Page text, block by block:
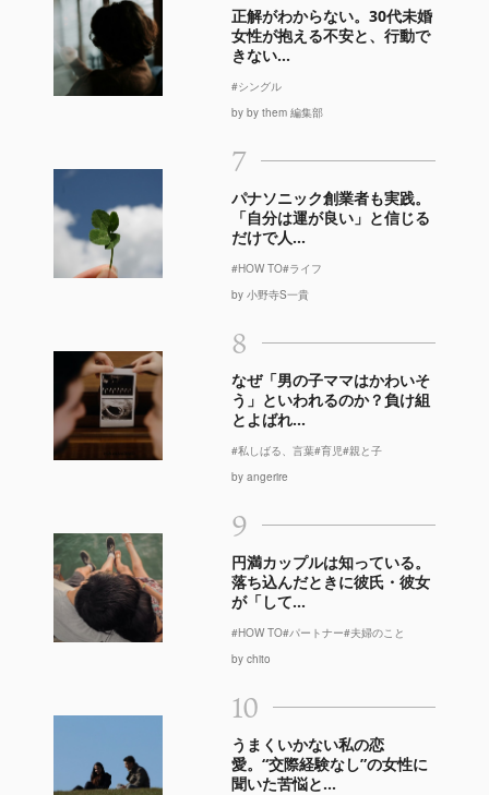
正解がわからない。30代未婚
女性が抱える不安と、行動で
きない...
#シングル
by by them 編集部
7
パナソニック創業者も実践。
「自分は運が良い」と信じる
だけで人...
#HOW TO#ライフ
by 小野寺S一貴
8
なぜ「男の子ママはかわいそ
う」といわれるのか？負け組
とよばれ...
#私しばる、言葉#育児#親と子
by angerire
9
円満カップルは知っている。
落ち込んだときに彼氏・彼女
が「して...
#HOW TO#パートナー#夫婦のこと
by chito
10
うまくいかない私の恋
愛。“交際経験なし”の女性に
聞いた苦悩と...